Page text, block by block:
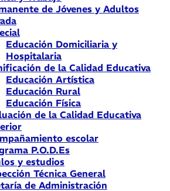
de Jóvenes y Adultos
Educación Domiciliaria y
Hospitalaria
de la Calidad Educativa
Educación Artística
Educación Rural
Educación Física
de la Calidad Educativa
escolar
P.O.D.Es
y estudios
Técnica General
de Administración